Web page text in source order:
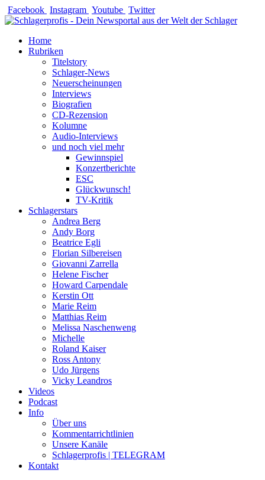
Zum
Inhalt
Facebook Instagram Youtube Twitter
Home
Rubriken
Titelstory
Schlager-News
Neuerscheinungen
Interviews
Biografien
CD-Rezension
Kolumne
Audio-Interviews
und noch viel mehr
Gewinnspiel
Konzertberichte
ESC
Glückwunsch!
TV-Kritik
Schlagerstars
Andrea Berg
Andy Borg
Beatrice Egli
Florian Silbereisen
Giovanni Zarrella
Helene Fischer
Howard Carpendale
Kerstin Ott
Marie Reim
Matthias Reim
Melissa Naschenweng
Michelle
Roland Kaiser
Ross Antony
Udo Jürgens
Vicky Leandros
Videos
Podcast
Info
Über uns
Kommentarrichtlinien
Unsere Kanäle
Schlagerprofis | TELEGRAM
Kontakt